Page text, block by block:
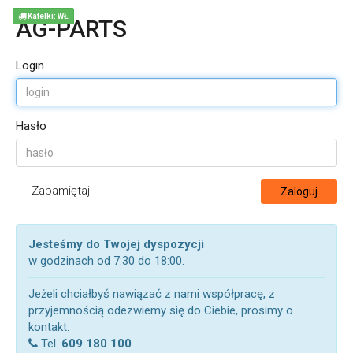
AG-PARTS
Login
Hasło
Zapamiętaj Zaloguj
Jesteśmy do Twojej dyspozycji
w godzinach od 7:30 do 18:00.
Jeżeli chciałbyś nawiązać z nami współpracę, z
przyjemnością odezwiemy się do Ciebie, prosimy o
kontakt:
Tel. 609 180 100
Kafelki: WŁ